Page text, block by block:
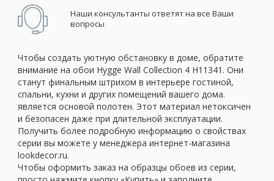
Наши консультанты ответят на все Ваши
вопросы
Чтобы создать уютную обстановку в доме, обратите
внимание на обои Hygge Wall Collection 4 H11341. Они
станут финальным штрихом в интерьере гостиной,
спальни, кухни и других помещений вашего дома.
является основой полотен. Этот материал нетоксичен
и безопасен даже при длительной эксплуатации.
Получить более подробную информацию о свойствах
серии вы можете у менеджера интернет-магазина
lookdecor.ru.
Чтобы оформить заказ на образцы обоев из серии,